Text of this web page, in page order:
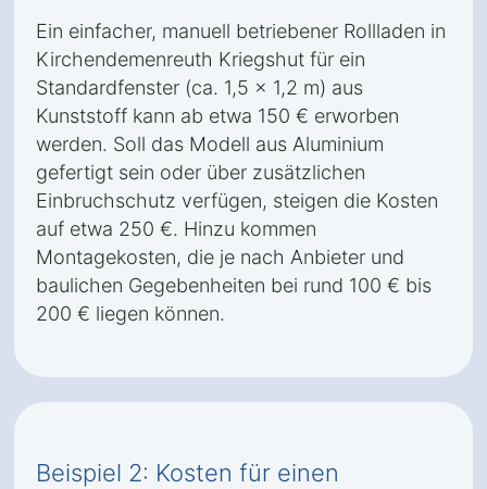
Ein einfacher, manuell betriebener Rollladen in
Kirchendemenreuth Kriegshut für ein
Standardfenster (ca. 1,5 x 1,2 m) aus
Kunststoff kann ab etwa 150 € erworben
werden. Soll das Modell aus Aluminium
gefertigt sein oder über zusätzlichen
Einbruchschutz verfügen, steigen die Kosten
auf etwa 250 €. Hinzu kommen
Montagekosten, die je nach Anbieter und
baulichen Gegebenheiten bei rund 100 € bis
200 € liegen können.
Beispiel 2: Kosten für einen